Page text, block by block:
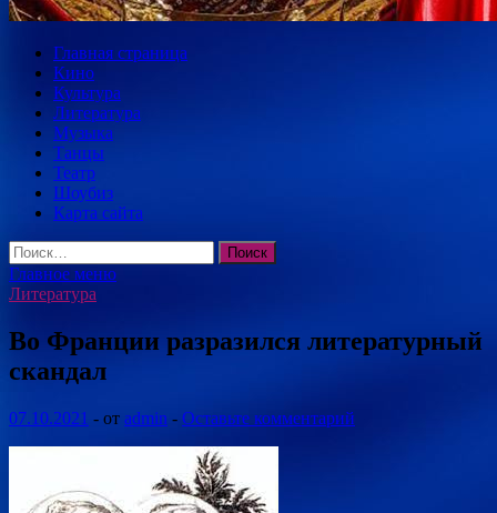
Главная страница
Кино
Культура
Литература
Музыка
Танцы
Театр
Шоубиз
Карта сайта
Найти:
Главное меню
Литература
Во Франции разразился литературный
скандал
07.10.2021 - от admin - Оставьте комментарий